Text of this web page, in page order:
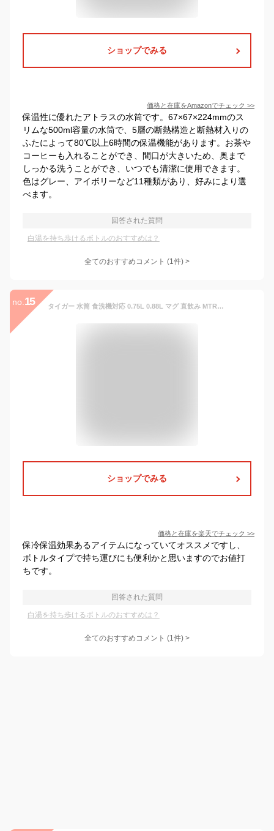
ショップでみる
価格と在庫をAmazonでチェック >>
保温性に優れたアトラスの水筒です。67×67×224mmのス
リムな500ml容量の水筒で、5層の断熱構造と断熱材入りの
ふたによって80℃以上6時間の保温機能があります。お茶や
コーヒーも入れることができ、間口が大きいため、奥まで
しっかる洗うことができ、いつでも清潔に使用できます。
色はグレー、アイボリーなど11種類があり、好みにより選
べます。
回答された質問
白湯を持ち歩けるボトルのおすすめは？
全てのおすすめコメント (1件) >
no. 15 タイガー 水筒 食洗機対応 0.75L 0.88L マグ 直飲み MTR-W088 MTR-W075 保冷 保温 スポーツドリンク お湯 白湯 軽い 軽量 真空断熱ボトル ワンプッシュ ワンタッチ 1リットル以下 タイガー魔法瓶
ショップでみる
価格と在庫を楽天でチェック >>
保冷保温効果あるアイテムになっていてオススメですし、
ボトルタイプで持ち運びにも便利かと思いますのでお値打
ちです。
回答された質問
白湯を持ち歩けるボトルのおすすめは？
全てのおすすめコメント (1件) >